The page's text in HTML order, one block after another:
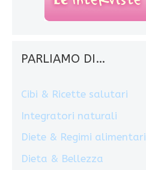
PARLIAMO DI…
Cibi & Ricette salutari
Integratori naturali
Diete & Regimi alimentari
Dieta & Bellezza